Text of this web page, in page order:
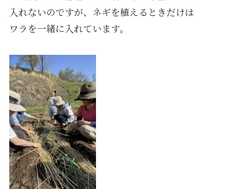
入れないのですが、ネギを植えるときだけは
ワラを一緒に入れています。